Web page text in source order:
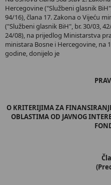
Hercegovine ("Službeni glasnik
94/16), člana 17. Zakona o Vijeću
("Službeni glasnik BiH", br. 30/03,
24/08), na prijedlog Ministarstva
ministara Bosne i Hercegovine, na
godine, donijelo je
O KRITERIJIMA ZA
OBLASTIMA OD JAVNOG